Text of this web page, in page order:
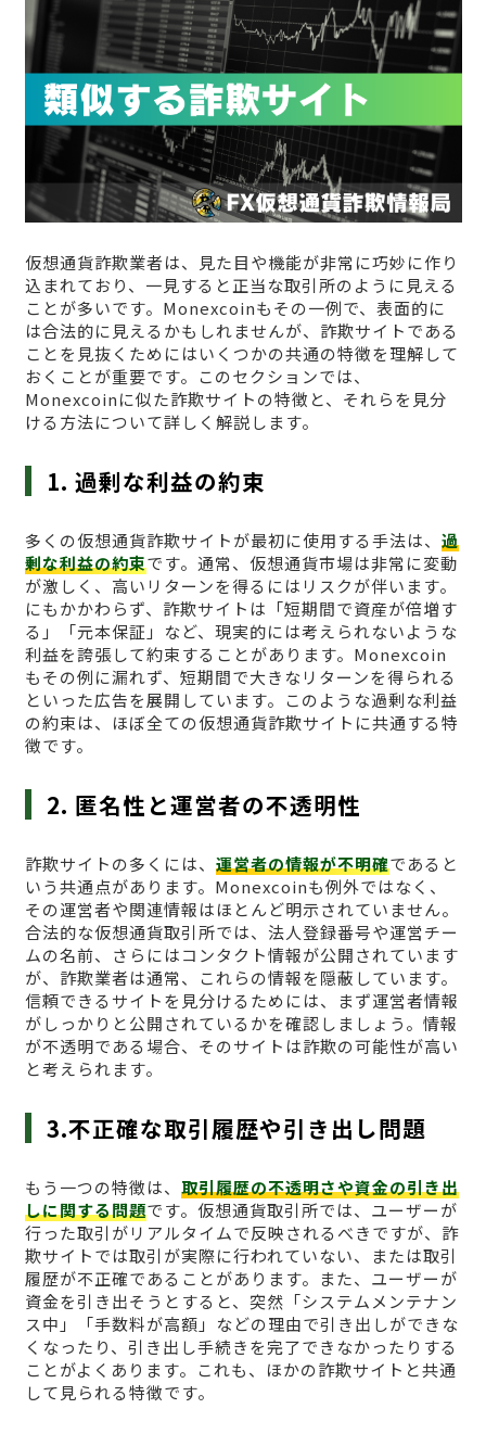
仮想通貨詐欺業者は、見た目や機能が非常に巧妙に作り
込まれており、一見すると正当な取引所のように見える
ことが多いです。Monexcoinもその一例で、表面的に
は合法的に見えるかもしれませんが、詐欺サイトである
ことを見抜くためにはいくつかの共通の特徴を理解して
おくことが重要です。このセクションでは、
Monexcoinに似た詐欺サイトの特徴と、それらを見分
ける方法について詳しく解説します。
1. 過剰な利益の約束
多くの仮想通貨詐欺サイトが最初に使用する手法は、 過
剰な利益の約束です。通常、仮想通貨市場は非常に変動
が激しく、高いリターンを得るにはリスクが伴います。
にもかかわらず、詐欺サイトは「短期間で資産が倍増す
る」「元本保証」など、現実的には考えられないような
利益を誇張して約束することがあります。Monexcoin
もその例に漏れず、短期間で大きなリターンを得られる
といった広告を展開しています。このような過剰な利益
の約束は、ほぼ全ての仮想通貨詐欺サイトに共通する特
徴です。
2. 匿名性と運営者の不透明性
詐欺サイトの多くには、 運営者の情報が不明確であると
いう共通点があります。Monexcoinも例外ではなく、
その運営者や関連情報はほとんど明示されていません。
合法的な仮想通貨取引所では、法人登録番号や運営チー
ムの名前、さらにはコンタクト情報が公開されています
が、詐欺業者は通常、これらの情報を隠蔽しています。
信頼できるサイトを見分けるためには、まず運営者情報
がしっかりと公開されているかを確認しましょう。情報
が不透明である場合、そのサイトは詐欺の可能性が高い
と考えられます。
3.不正確な取引履歴や引き出し問題
もう一つの特徴は、 取引履歴の不透明さや資金の引き出
しに関する問題です。仮想通貨取引所では、ユーザーが
行った取引がリアルタイムで反映されるべきですが、詐
欺サイトでは取引が実際に行われていない、または取引
履歴が不正確であることがあります。また、ユーザーが
資金を引き出そうとすると、突然「システムメンテナン
ス中」「手数料が高額」などの理由で引き出しができな
くなったり、引き出し手続きを完了できなかったりする
ことがよくあります。これも、ほかの詐欺サイトと共通
して見られる特徴です。